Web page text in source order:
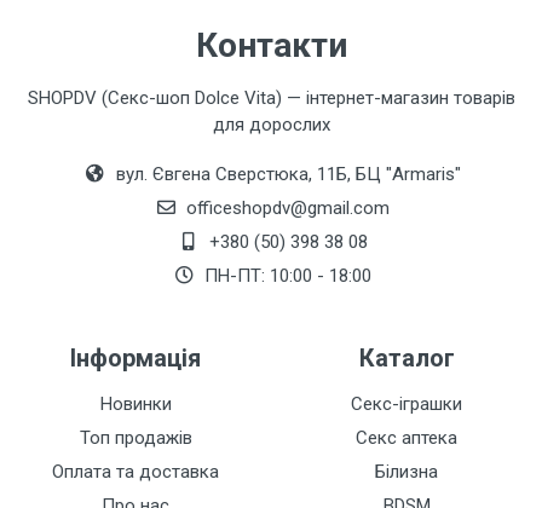
Контакти
SHOPDV (Секс-шоп Dolce Vita) — інтернет-магазин товарів
для дорослих
вул. Євгена Сверстюка, 11Б, БЦ "Armaris"
officeshopdv@gmail.com
+380 (50) 398 38 08
ПН-ПТ: 10:00 - 18:00
Інформація
Новинки
Топ продажів
Оплата та доставка
Каталог
Секс-іграшки
Секс аптека
Білизна